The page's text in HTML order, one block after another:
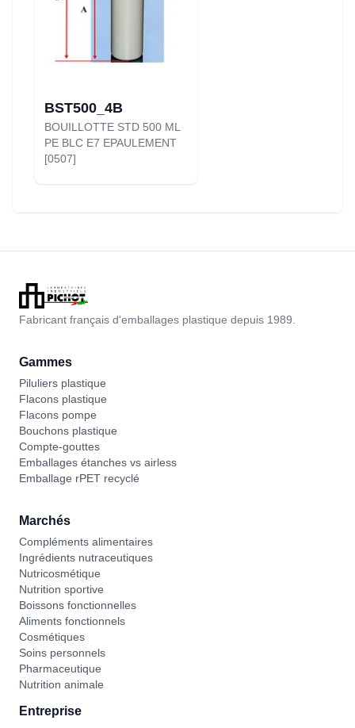
BST500_4B
BOUILLOTTE STD 500 ML
PE BLC E7 EPAULEMENT
[0507]
Fabricant français d'emballages plastique depuis 1989.
Gammes
Piluliers plastique
Flacons plastique
Flacons pompe
Bouchons plastique
Compte-gouttes
Emballages étanches vs airless
Emballage rPET recyclé
Marchés
Compléments alimentaires
Ingrédients nutraceutiques
Nutricosmétique
Nutrition sportive
Boissons fonctionnelles
Aliments fonctionnels
Cosmétiques
Soins personnels
Pharmaceutique
Nutrition animale
Entreprise